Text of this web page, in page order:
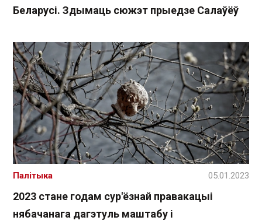
Беларусі. Здымаць сюжэт прыедзе Салаўёў
2023 стане годам сур'ёзнай правакацыі
нябачанага дагэтуль маштабу і
Палітыка 05.01.2023